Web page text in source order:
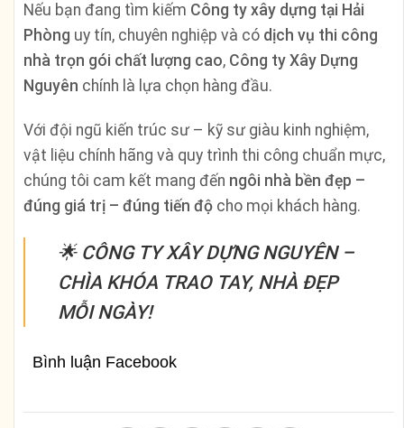
Nếu bạn đang tìm kiếm Công ty xây dựng tại Hải
Phòng uy tín, chuyên nghiệp và có dịch vụ thi công
nhà trọn gói chất lượng cao, Công ty Xây Dựng
Nguyên chính là lựa chọn hàng đầu.
Với đội ngũ kiến trúc sư – kỹ sư giàu kinh nghiệm,
vật liệu chính hãng và quy trình thi công chuẩn mực,
chúng tôi cam kết mang đến ngôi nhà bền đẹp –
đúng giá trị – đúng tiến độ cho mọi khách hàng.
🌟 CÔNG TY XÂY DỰNG NGUYÊN –
CHÌA KHÓA TRAO TAY, NHÀ ĐẸP
MỖI NGÀY!
Bình luận Facebook